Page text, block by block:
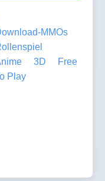
MMOs
3D
Free
Play